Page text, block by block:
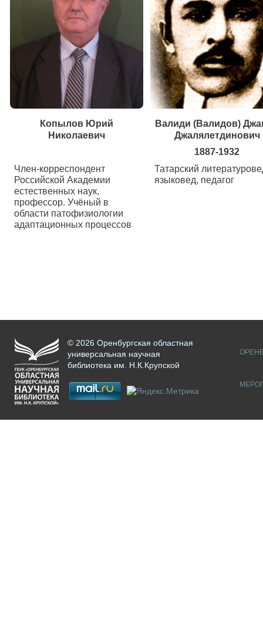
Копылов Юрий
Николаевич
Член-корреспондент
Российской Академии
естественных наук,
профессор. Учёный в
области патофизиологии
адаптационных процессов
Валиди (Валидов)
Джалялетдинович
1887-1932
Татарский
языковед, педагог
© 2026 Оренбургская областная
универсальная научная
библиотека им. Н.К.Крупской